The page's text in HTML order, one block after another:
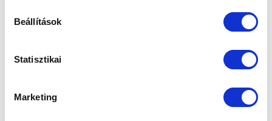
Beállítások
Statisztikai
Marketing